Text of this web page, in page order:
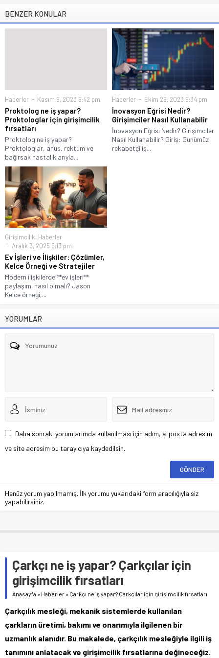
BENZER KONULAR
Haberler Kasım 9, 2023 6:42 pm
Proktolog ne iş yapar?
Proktologlar için girişimcilik
fırsatları
Proktolog ne iş yapar?
Proktologlar, anüs, rektum ve
bağırsak hastalıklarıyla...
Haberler Ekim 26, 2023 9:34 pm
İnovasyon Eğrisi Nedir?
Girişimciler Nasıl Kullanabilir
İnovasyon Eğrisi Nedir? Girişimciler
Nasıl Kullanabilir? Giriş: Günümüz
rekabetçi iş...
Girişimcilik, Haberler
Aralık 3, 2025 9:13 pm
Ev İşleri ve İlişkiler: Çözümler,
Kelce Örneği ve Stratejiler
Modern ilişkilerde **ev işleri**
paylaşımı nasıl olmalı? Jason
Kelce örneği,...
YORUMLAR
Daha sonraki yorumlarımda kullanılması için adım, e-posta adresim
ve site adresim bu tarayıcıya kaydedilsin.
Henüz yorum yapılmamış. İlk yorumu yukarıdaki form aracılığıyla siz
yapabilirsiniz.
Çarkçı ne iş yapar? Çarkçılar için
girişimcilik fırsatları
Anasayfa » Haberler » Çarkçı ne iş yapar? Çarkçılar için girişimcilik fırsatları
Çarkçılık mesleği, mekanik sistemlerde kullanılan
çarkların üretimi, bakımı ve onarımıyla ilgilenen bir
uzmanlık alanıdır. Bu makalede, çarkçılık mesleğiyle ilgili iş
tanımını anlatacak ve girişimcilik fırsatlarına değineceğiz.